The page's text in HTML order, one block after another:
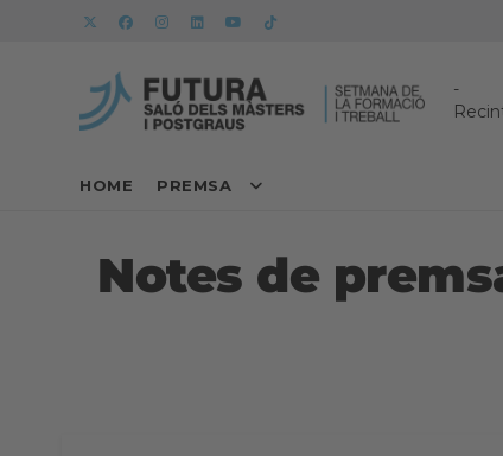
-
HOME PREMSA
Notes de